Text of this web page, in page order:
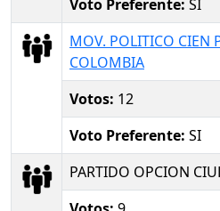
Voto Preferente: SI
MOV. POLITICO CIEN
COLOMBIA
Votos: 12
Voto Preferente: SI
PARTIDO OPCION